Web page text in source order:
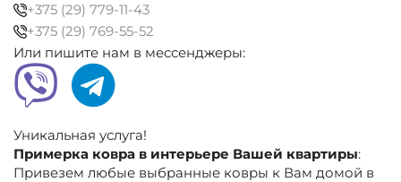
+375 (29) 779-11-43
+375 (29) 769-55-52
Или пишите нам в мессенджеры:
Уникальная услуга!
Примерка ковра в интерьере Вашей квартиры:
Привезем любые выбранные ковры к Вам домой в